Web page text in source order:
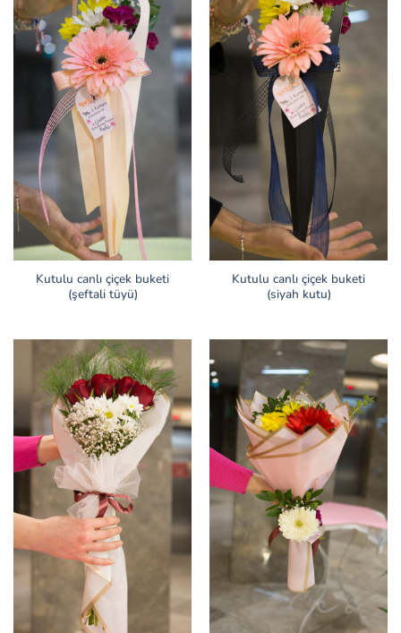
Kutulu canlı çiçek buketi
(şeftali tüyü)
Kutulu canlı çiçek buketi
(siyah kutu)